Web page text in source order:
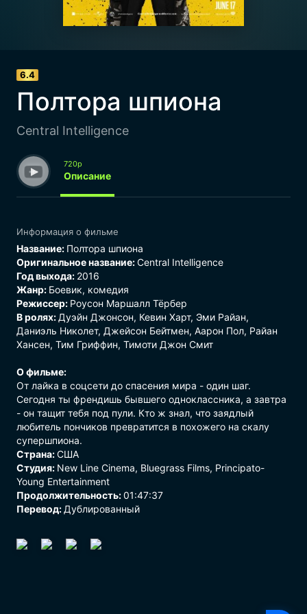
6.4
Полтора шпиона
Central Intelligence
720p
Описание
Информация о фильме
Название: Полтора шпиона
Оригинальное название:Central Intelligence
Год выхода: 2016
Жанр: Боевик, комедия
Режиссер: Роусон Маршалл Тёрбер
В ролях: Дуэйн Джонсон, Кевин Харт, Эми Райан,
Даниэль Николет, Джейсон Бейтмен, Аарон Пол, Райан
Хансен, Тим Гриффин, Тимоти Джон Смит
О фильме:
От лайка в соцсети до спасения мира - один шаг.
Сегодня ты френдишь бывшего одноклассника, а завтра
- он тащит тебя под пули. Кто ж знал, что заядлый
любитель пончиков превратится в похожего на скалу
супершпиона.
Страна:США
Студия: New Line Cinema, Bluegrass Films, Principato-
Young Entertainment
Продолжительность:01:47:37
Перевод: Дублированный